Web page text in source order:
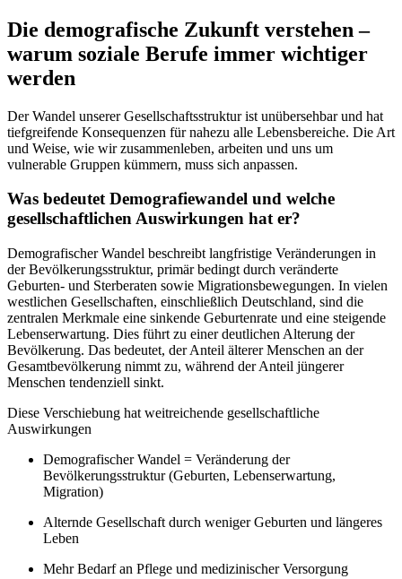
Die demografische Zukunft verstehen –
warum soziale Berufe immer wichtiger
werden
Der Wandel unserer Gesellschaftsstruktur ist unübersehbar und hat
tiefgreifende Konsequenzen für nahezu alle Lebensbereiche. Die Art
und Weise, wie wir zusammenleben, arbeiten und uns um
vulnerable Gruppen kümmern, muss sich anpassen.
Was bedeutet Demografiewandel und welche
gesellschaftlichen Auswirkungen hat er?
Demografischer Wandel beschreibt langfristige Veränderungen in
der Bevölkerungsstruktur, primär bedingt durch veränderte
Geburten- und Sterberaten sowie Migrationsbewegungen. In vielen
westlichen Gesellschaften, einschließlich Deutschland, sind die
zentralen Merkmale eine sinkende Geburtenrate und eine steigende
Lebenserwartung. Dies führt zu einer deutlichen Alterung der
Bevölkerung. Das bedeutet, der Anteil älterer Menschen an der
Gesamtbevölkerung nimmt zu, während der Anteil jüngerer
Menschen tendenziell sinkt.
Diese Verschiebung hat weitreichende gesellschaftliche
Auswirkungen
Demografischer Wandel = Veränderung der
Bevölkerungsstruktur (Geburten, Lebenserwartung,
Migration)
Alternde Gesellschaft durch weniger Geburten und längeres
Leben
Mehr Bedarf an Pflege und medizinischer Versorgung